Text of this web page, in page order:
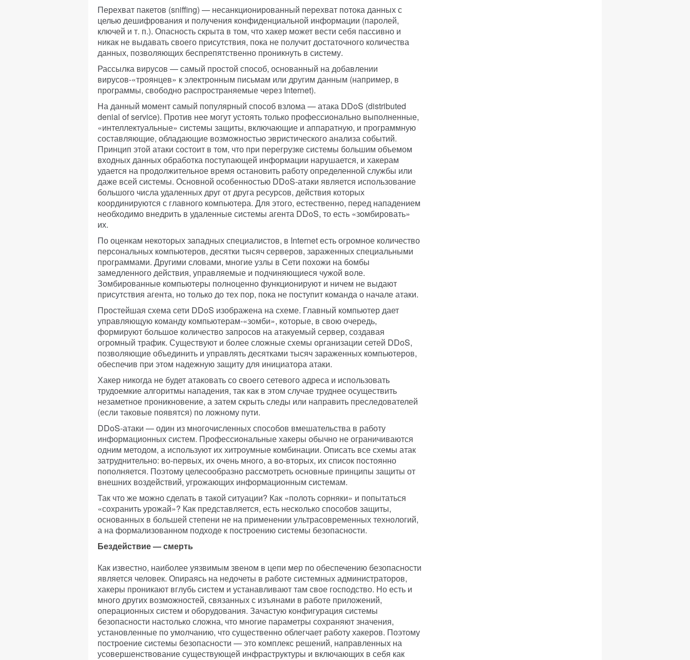
Перехват пакетов (sniffing) — несанкционированный перехват потока данных с
целью дешифрования и получения конфиденциальной информации (паролей,
ключей и т. п.). Опасность скрыта в том, что хакер может вести себя пассивно и
никак не выдавать своего присутствия, пока не получит достаточного количества
данных, позволяющих беспрепятственно проникнуть в систему.
Рассылка вирусов — самый простой способ, основанный на добавлении
вирусов-«троянцев» к электронным письмам или другим данным (например, в
программы, свободно распространяемые через Internet).
На данный момент самый популярный способ взлома — атака DDoS (distributed
denial of service). Против нее могут устоять только профессионально выполненные,
«интеллектуальные» системы защиты, включающие и аппаратную, и программную
составляющие, обладающие возможностью эвристического анализа событий.
Принцип этой атаки состоит в том, что при перегрузке системы большим объемом
входных данных обработка поступающей информации нарушается, и хакерам
удается на продолжительное время остановить работу определенной службы или
даже всей системы. Основной особенностью DDoS-атаки является использование
большого числа удаленных друг от друга ресурсов, действия которых
координируются с главного компьютера. Для этого, естественно, перед нападением
необходимо внедрить в удаленные системы агента DDoS, то есть «зомбировать»
их.
По оценкам некоторых западных специалистов, в Internet есть огромное количество
персональных компьютеров, десятки тысяч серверов, зараженных специальными
программами. Другими словами, многие узлы в Сети похожи на бомбы
замедленного действия, управляемые и подчиняющиеся чужой воле.
Зомбированные компьютеры полноценно функционируют и ничем не выдают
присутствия агента, но только до тех пор, пока не поступит команда о начале атаки.
Простейшая схема сети DDoS изображена на схеме. Главный компьютер дает
управляющую команду компьютерам-«зомби», которые, в свою очередь,
формируют большое количество запросов на атакуемый сервер, создавая
огромный трафик. Существуют и более сложные схемы организации сетей DDoS,
позволяющие объединить и управлять десятками тысяч зараженных компьютеров,
обеспечив при этом надежную защиту для инициатора атаки.
Хакер никогда не будет атаковать со своего сетевого адреса и использовать
трудоемкие алгоритмы нападения, так как в этом случае труднее осуществить
незаметное проникновение, а затем скрыть следы или направить преследователей
(если таковые появятся) по ложному пути.
DDoS-атаки — один из многочисленных способов вмешательства в работу
информационных систем. Профессиональные хакеры обычно не ограничиваются
одним методом, а используют их хитроумные комбинации. Описать все схемы атак
затруднительно: во-первых, их очень много, а во-вторых, их список постоянно
пополняется. Поэтому целесообразно рассмотреть основные принципы защиты от
внешних воздействий, угрожающих информационным системам.
Так что же можно сделать в такой ситуации? Как «полоть сорняки» и попытаться
«сохранить урожай»? Как представляется, есть несколько способов защиты,
основанных в большей степени не на применении ультрасовременных технологий,
а на формализованном подходе к построению системы безопасности.
Бездействие — смерть
Как известно, наиболее уязвимым звеном в цепи мер по обеспечению безопасности
является человек. Опираясь на недочеты в работе системных администраторов,
хакеры проникают вглубь систем и устанавливают там свое господство. Но есть и
много других возможностей, связанных с изъянами в работе приложений,
операционных систем и оборудования. Зачастую конфигурация системы
безопасности настолько сложна, что многие параметры сохраняют значения,
установленные по умолчанию, что существенно облегчает работу хакеров. Поэтому
построение системы безопасности — это комплекс решений, направленных на
усовершенствование существующей инфраструктуры и включающих в себя как